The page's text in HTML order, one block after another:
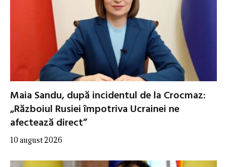
Maia Sandu, după incidentul de la Crocmaz:
„Războiul Rusiei împotriva Ucrainei ne
afectează direct”
10 august 2026